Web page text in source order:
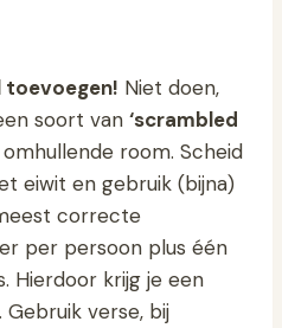
toevoegen! Niet doen,
soort van ‘scrambled
room. Scheid
eiwit en gebruik (bijna)
correcte
per persoon plus één
Hierdoor krijg je een
Gebruik verse, bij